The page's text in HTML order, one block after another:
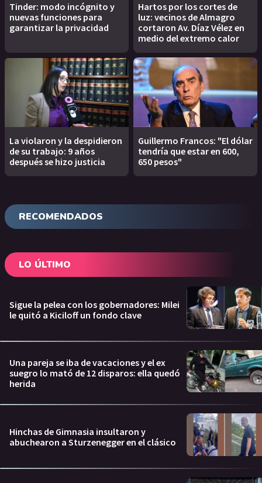
Tinder: modo incógnito y
nuevas funciones para
garantizar la privacidad
Hartos por los cortes de
luz: vecinos de Almagro
cortaron Av. Díaz Vélez en
medio del extremo calor
La violaron y la despidieron
de su trabajo: 9 años
después se hizo justicia
Guillermo Francos: "El dólar
tendría que estar en 600,
650 pesos"
RECOMENDADOS
LO ÚLTIMO
Sigue la pelea con los gobernadores: Milei
le quitó a Kiciloff un fondo clave
Una pareja se iba de vacaciones y el ex
suegro lo mató de 12 disparos: ella quedó
herida
Hinchas de Gimnasia insultaron y
abuchearon a Sturzenegger en el clásico